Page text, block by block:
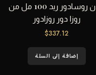
ليدن روسادور ريد 100 مل من
روزا دور روزادور
$337.12
إضافة إلى السلة